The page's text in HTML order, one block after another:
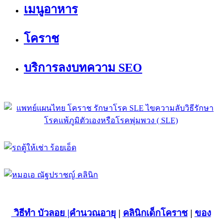
เมนูอาหาร
โคราช
บริการลงบทความ SEO
วิธีทำ บัวลอย |คำนวณอายุ | คลินิกเด็กโคราช| ของ